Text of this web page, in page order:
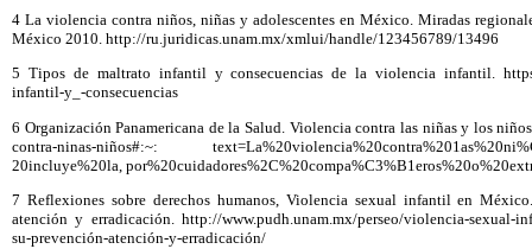
4 La violencia contra niños, niñas y adolescentes en México. Miradas
México 2010. http://ru.juridicas.unam.mx/xmlui/handle/123456789/13496
5 Tipos de maltrato infantil y consecuencias de la violencia infantil.
infantil-y_-consecuencias
6 Organización Panamericana de la Salud. Violencia contra las niñas y los
contra-ninas-niños#:~:
20incluye%20la,
7 Reflexiones sobre derechos humanos, Violencia sexual infantil en
atención y erradicación. http://www.pudh.unam.mx/perseo/violencia-sexual-
su-prevención-atención-y-erradicación/